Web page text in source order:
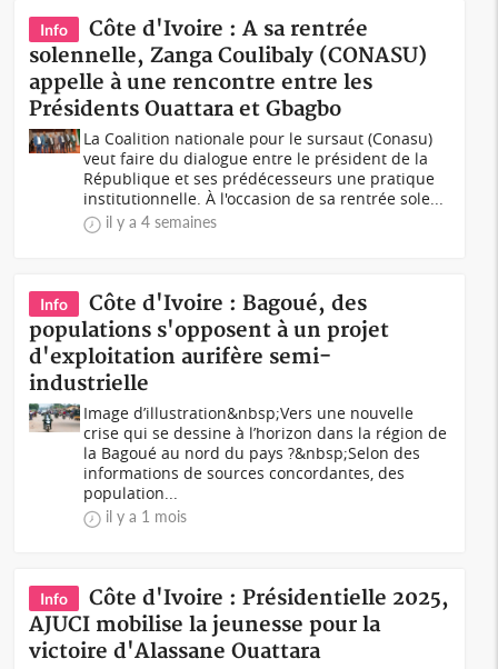
Info
Côte d'Ivoire : A sa rentrée
solennelle, Zanga Coulibaly (CONASU)
appelle à une rencontre entre les
Présidents Ouattara et Gbagbo
La Coalition nationale pour le sursaut (Conasu)
veut faire du dialogue entre le président de la
République et ses prédécesseurs une pratique
institutionnelle. À l'occasion de sa rentrée sole...
il y a 4 semaines
Info
Côte d'Ivoire : Bagoué, des
populations s'opposent à un projet
d'exploitation aurifère semi-
industrielle
Image d’illustration&nbsp;Vers une nouvelle
crise qui se dessine à l’horizon dans la région de
la Bagoué au nord du pays ?&nbsp;Selon des
informations de sources concordantes, des
population...
il y a 1 mois
Info
Côte d'Ivoire : Présidentielle 2025,
AJUCI mobilise la jeunesse pour la
victoire d'Alassane Ouattara